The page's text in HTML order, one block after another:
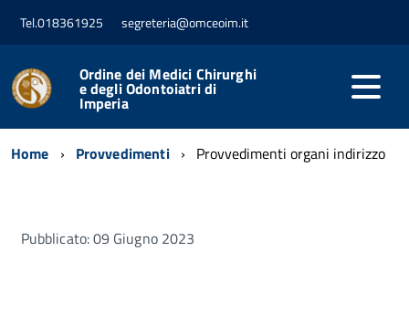
Tel.018361925 segreteria@omceoim.it
Ordine dei Medici Chirurghi
e degli Odontoiatri di
Imperia
Home Provvedimenti Provvedimenti organi indirizzo
Pubblicato: 09 Giugno 2023